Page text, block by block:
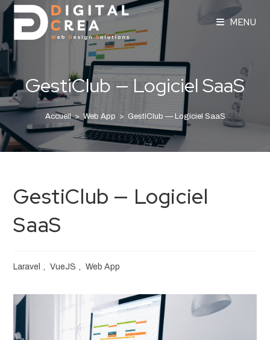
MENU
GestiClub — Logiciel SaaS
Accueil > Web App > GestiClub — Logiciel SaaS
GestiClub — Logiciel
SaaS
Laravel , VueJS , Web App